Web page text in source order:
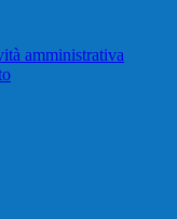
amministrativa